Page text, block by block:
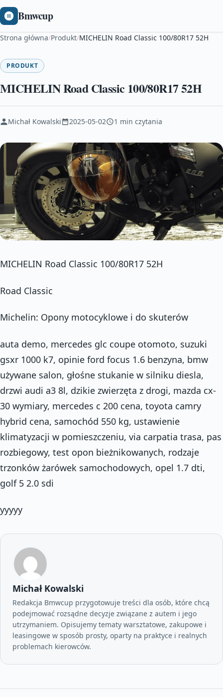
Bmwcup
Strona główna/Produkt/MICHELIN Road Classic 100/80R17 52H
PRODUKT
MICHELIN Road Classic 100/80R17 52H
Michał Kowalski 2025-05-02 1 min czytania
MICHELIN Road Classic 100/80R17 52H
Road Classic
Michelin: Opony motocyklowe i do skuterów
auta demo, mercedes glc coupe otomoto, suzuki
gsxr 1000 k7, opinie ford focus 1.6 benzyna, bmw
używane salon, głośne stukanie w silniku diesla,
drzwi audi a3 8l, dzikie zwierzęta z drogi, mazda cx-
30 wymiary, mercedes c 200 cena, toyota camry
hybrid cena, samochód 550 kg, ustawienie
klimatyzacji w pomieszczeniu, via carpatia trasa, pas
rozbiegowy, test opon bieżnikowanych, rodzaje
trzonków żarówek samochodowych, opel 1.7 dti,
golf 5 2.0 sdi
yyyyy
Michał Kowalski
Redakcja Bmwcup przygotowuje treści dla osób, które chcą
podejmować rozsądne decyzje związane z autem i jego
utrzymaniem. Opisujemy tematy warsztatowe, zakupowe i
leasingowe w sposób prosty, oparty na praktyce i realnych
problemach kierowców.